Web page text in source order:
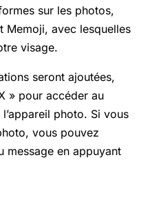
sur les photos,
Memoji, avec lesquelles
visage.
seront ajoutées,
» pour accéder au
photo. Si vous
vous pouvez
message en appuyant